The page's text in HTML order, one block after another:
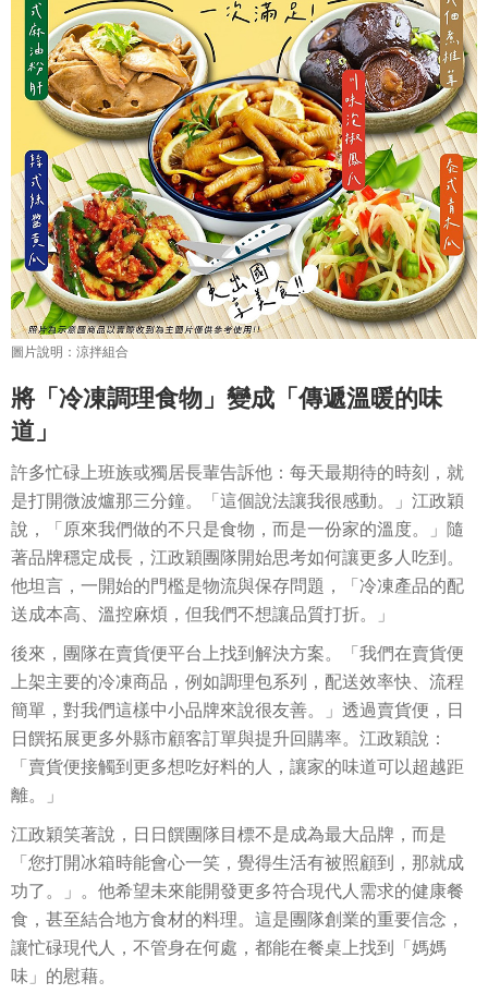
將「冷凍調理食物」變成「傳遞溫暖的味
道」
許多忙碌上班族或獨居長輩告訴他：每天最期待的時刻，就
是打開微波爐那三分鐘。「這個說法讓我很感動。」江政穎
說，「原來我們做的不只是食物，而是一份家的溫度。」隨
著品牌穩定成長，江政穎團隊開始思考如何讓更多人吃到。
他坦言，一開始的門檻是物流與保存問題，「冷凍產品的配
送成本高、溫控麻煩，但我們不想讓品質打折。」
後來，團隊在賣貨便平台上找到解決方案。「我們在賣貨便
上架主要的冷凍商品，例如調理包系列，配送效率快、流程
簡單，對我們這樣中小品牌來說很友善。」透過賣貨便，日
日饌拓展更多外縣市顧客訂單與提升回購率。江政穎說：
「賣貨便接觸到更多想吃好料的人，讓家的味道可以超越距
離。」
江政穎笑著說，日日饌團隊目標不是成為最大品牌，而是
「您打開冰箱時能會心一笑，覺得生活有被照顧到，那就成
功了。」。他希望未來能開發更多符合現代人需求的健康餐
食，甚至結合地方食材的料理。這是團隊創業的重要信念，
讓忙碌現代人，不管身在何處，都能在餐桌上找到「媽媽
味」的慰藉。